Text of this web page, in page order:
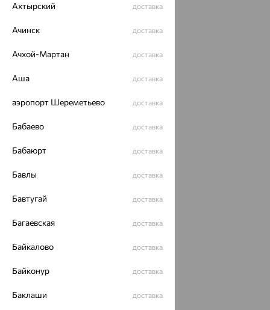
Ахтырский доставка
Ачинск доставка
Ачхой-Мартан доставка
Аша доставка
аэропорт Шереметьево доставка
Бабаево доставка
Бабаюрт доставка
Бавлы доставка
Бавтугай доставка
Багаевская доставка
Байкалово доставка
Байконур доставка
Баклаши доставка